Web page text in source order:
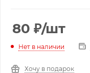
80 ₽/шт
Нет в наличии
Хочу в подарок